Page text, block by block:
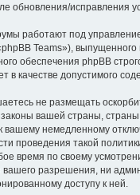
обновления/исправления
работают под
Teams»), выпущенного
обеспечения phpBB
в качестве допустимого
не размещать
вашей страны,
вашему немедленному
проведения такой
время по своему
вашего разрешения, ни
доступу к ней.